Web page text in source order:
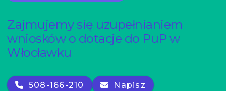
Zajmujemy się uzupełnianiem
wniosków o dotacje do PuP w
Włocławku
508-166-210 Napisz